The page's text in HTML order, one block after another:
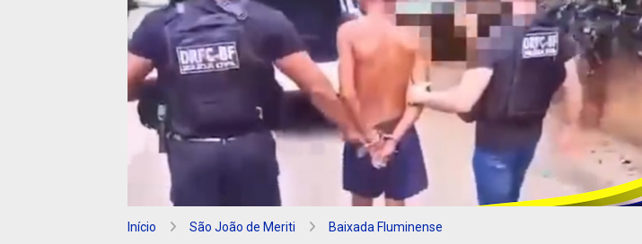
Início São João de Meriti Baixada Fluminense